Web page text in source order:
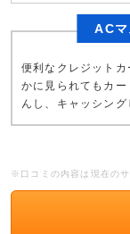
ACマ
便利なクレジット
かに見られてもカ
んし、キャッシン
※口コミの内容は現在の